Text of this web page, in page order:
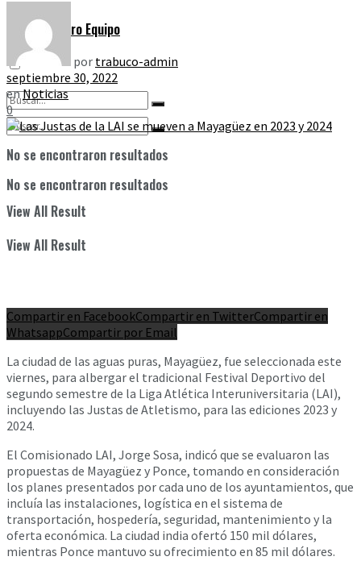
No se encontraron resultados
View All Result
Nuestro Equipo
No se encontraron resultados
View All Result
por trabuco-admin
septiembre 30, 2022
enNoticias
0
Compartir en FacebookCompartir en TwitterCompartir en
WhatsappCompartir por Email
La ciudad de las aguas puras, Mayagüez, fue seleccionada este
viernes, para albergar el tradicional Festival Deportivo del
segundo semestre de la Liga Atlética Interuniversitaria (LAI),
incluyendo las Justas de Atletismo, para las ediciones 2023 y
2024.
El Comisionado LAI, Jorge Sosa, indicó que se evaluaron las
propuestas de Mayagüez y Ponce, tomando en consideración
los planes presentados por cada uno de los ayuntamientos, que
incluía las instalaciones, logística en el sistema de
transportación, hospedería, seguridad, mantenimiento y la
oferta económica. La ciudad india ofertó 150 mil dólares,
mientras Ponce mantuvo su ofrecimiento en 85 mil dólares.